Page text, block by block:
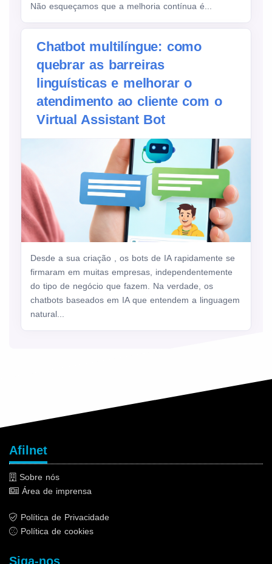
Não esqueçamos que a melhoria contínua é...
Chatbot multilíngue: como
quebrar as barreiras
linguísticas e melhorar o
atendimento ao cliente com o
Virtual Assistant Bot
Desde a sua criação , os bots de IA rapidamente se
firmaram em muitas empresas, independentemente
do tipo de negócio que fazem. Na verdade, os
chatbots baseados em IA que entendem a linguagem
natural...
Afilnet
Sobre nós
Área de imprensa
Política de Privacidade
Política de cookies
Siga-nos